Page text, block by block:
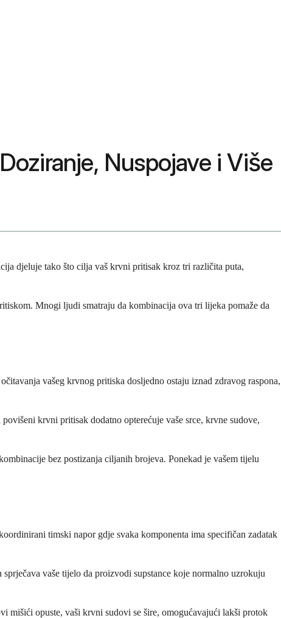
Nuspojave i Više
djeluje tako što cilja vaš krvni pritisak kroz tri različita puta,
Mnogi ljudi smatraju da kombinacija ova tri lijeka pomaže da
vašeg krvnog pritiska dosljedno ostaju iznad zdravog raspona,
krvni pritisak dodatno opterećuje vaše srce, krvne sudove,
bez postizanja ciljanih brojeva. Ponekad je vašem tijelu
timski napor gdje svaka komponenta ima specifičan zadatak
vaše tijelo da proizvodi supstance koje normalno uzrokuju
mišići opuste, vaši krvni sudovi se šire, omogućavajući lakši protok